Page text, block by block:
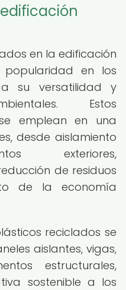
en la edificación
en los
su versatilidad y
Estos
emplean en una
desde aislamiento
exteriores,
de residuos
de la economía
reciclados se
aislantes, vigas,
estructurales,
sostenible a los